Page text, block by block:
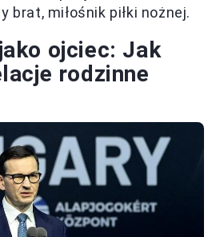
brat, miłośnik piłki nożnej.
ojciec: Jak
rodzinne